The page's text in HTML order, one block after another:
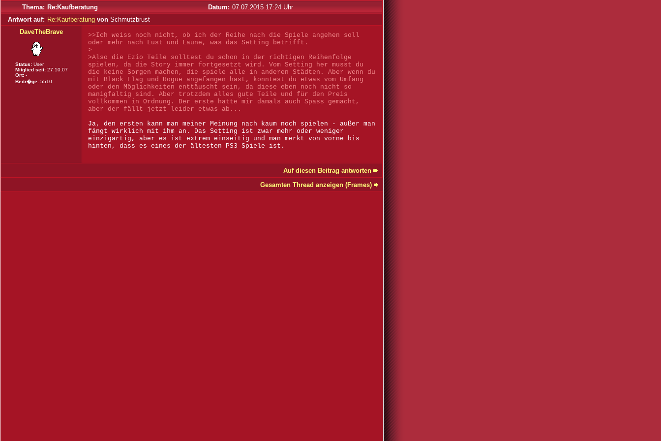
Thema: Re:Kaufberatung Datum: 07.07.2015 17:24 Uhr
Antwort auf: Re:Kaufberatung von Schmutzbrust
DaveTheBrave
Status: User
Mitglied seit: 27.10.07
Ort: -
Beitr�ge: 5510
>>Ich weiss noch nicht, ob ich der Reihe nach die Spiele angehen soll
oder mehr nach Lust und Laune, was das Setting betrifft.
>
>Also die Ezio Teile solltest du schon in der richtigen Reihenfolge
spielen, da die Story immer fortgesetzt wird. Vom Setting her musst du
die keine Sorgen machen, die spiele alle in anderen Städten. Aber wenn du
mit Black Flag und Rogue angefangen hast, könntest du etwas vom Umfang
oder den Möglichkeiten enttäuscht sein, da diese eben noch nicht so
manigfaltig sind. Aber trotzdem alles gute Teile und für den Preis
vollkommen in Ordnung. Der erste hatte mir damals auch Spass gemacht,
aber der fällt jetzt leider etwas ab...
Ja, den ersten kann man meiner Meinung nach kaum noch spielen - außer man
fängt wirklich mit ihm an. Das Setting ist zwar mehr oder weniger
einzigartig, aber es ist extrem einseitig und man merkt von vorne bis
hinten, dass es eines der ältesten PS3 Spiele ist.
Auf diesen Beitrag antworten
Gesamten Thread anzeigen (Frames)